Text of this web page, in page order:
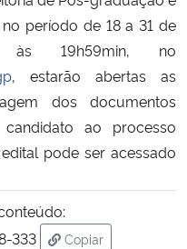
Humanos
período de 18 a 31 de
19h59min, no
, estarão abertas as
dos documentos
ao processo
pode ser acessado
333
Copiar